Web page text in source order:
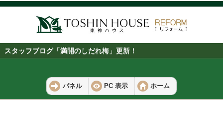
スタッフブログ「満開のしだれ梅」更新！
パネル PC 表示 ホーム